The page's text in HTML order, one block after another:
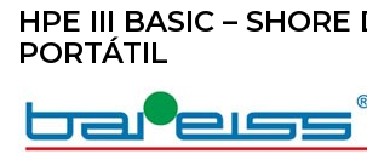
HPE III BASIC – SHORE
PORTÁTIL